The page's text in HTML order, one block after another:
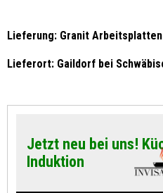
Lieferung: Granit
Lieferort: Gaildorf bei
Jetzt neu bei uns!
Induktion